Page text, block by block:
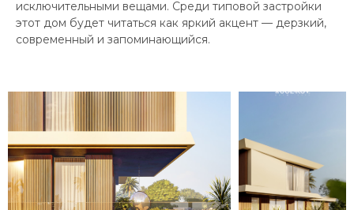
исключительными вещами. Среди типовой застройки
этот дом будет читаться как яркий акцент — дерзкий,
современный и запоминающийся.